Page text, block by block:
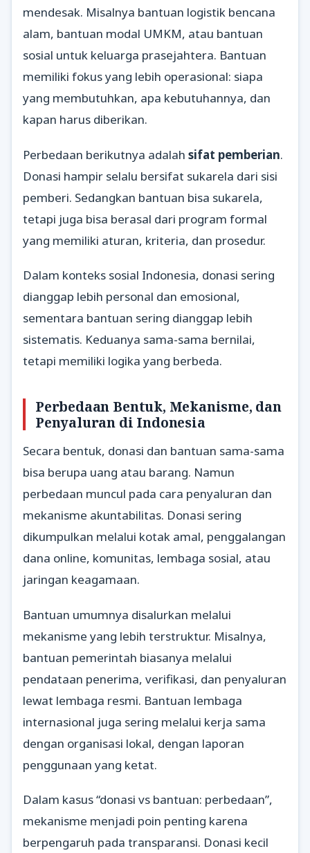
mendesak. Misalnya bantuan logistik bencana
alam, bantuan modal UMKM, atau bantuan
sosial untuk keluarga prasejahtera. Bantuan
memiliki fokus yang lebih operasional: siapa
yang membutuhkan, apa kebutuhannya, dan
kapan harus diberikan.
Perbedaan berikutnya adalah sifat pemberian.
Donasi hampir selalu bersifat sukarela dari sisi
pemberi. Sedangkan bantuan bisa sukarela,
tetapi juga bisa berasal dari program formal
yang memiliki aturan, kriteria, dan prosedur.
Dalam konteks sosial Indonesia, donasi sering
dianggap lebih personal dan emosional,
sementara bantuan sering dianggap lebih
sistematis. Keduanya sama-sama bernilai,
tetapi memiliki logika yang berbeda.
Perbedaan Bentuk, Mekanisme, dan
Penyaluran di Indonesia
Secara bentuk, donasi dan bantuan sama-sama
bisa berupa uang atau barang. Namun
perbedaan muncul pada cara penyaluran dan
mekanisme akuntabilitas. Donasi sering
dikumpulkan melalui kotak amal, penggalangan
dana online, komunitas, lembaga sosial, atau
jaringan keagamaan.
Bantuan umumnya disalurkan melalui
mekanisme yang lebih terstruktur. Misalnya,
bantuan pemerintah biasanya melalui
pendataan penerima, verifikasi, dan penyaluran
lewat lembaga resmi. Bantuan lembaga
internasional juga sering melalui kerja sama
dengan organisasi lokal, dengan laporan
penggunaan yang ketat.
Dalam kasus “donasi vs bantuan: perbedaan”,
mekanisme menjadi poin penting karena
berpengaruh pada transparansi. Donasi kecil